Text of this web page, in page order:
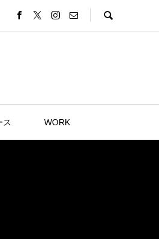
ス WORK